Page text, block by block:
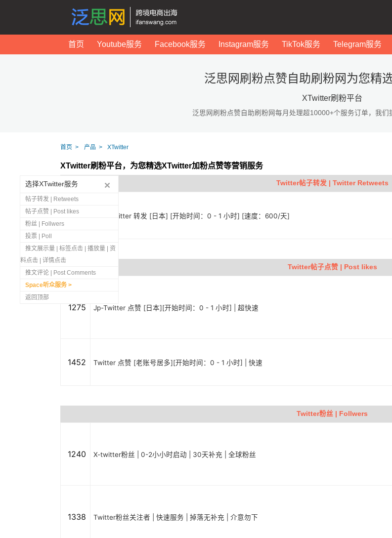
首页 Youtube服务 Facebook服务 Instagram服务 TikTok服务 Telegram服务
泛思网刷粉点赞自助刷粉网为您精
XTwitter刷粉平台
泛思网刷粉点赞自助刷粉网每月处理超10000+个服务订单，我们
首页 产品 XTwitter
XTwitter刷粉平台，为您精选XTwitter加粉点赞等营销服务
Twitter帖子转发 | Twitter Retweets
1279 🇯🇵 Twitter 转发 [日本] [开始时间：0 - 1 小时] [速度：600/天]
Twitter帖子点赞 | Post likes
1275 Jp-Twitter 点赞 [日本][开始时间：0 - 1 小时] | 超快速
1452 Twitter 点赞 [老账号居多][开始时间：0 - 1 小时] | 快速
Twitter粉丝 | Follwers
1240 X-twitter粉丝 | 0-2小小时启动 | 30天补充 | 全球粉丝
1338 Twitter粉丝关注者 | 快速服务 | 掉落无补充 | 介意勿下
选择XTwitter服务
帖子转发 | Retweets
帖子点赞 | Post likes
粉丝 | Follwers
投票 | Poll
推文展示量 | 标签点击 | 播放量 | 资
料点击 | 详情点击
推文评论 | Post Comments
Space听众服务
返回顶部